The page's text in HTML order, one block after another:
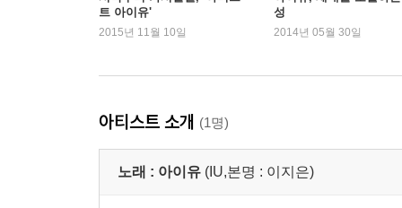
트 아이유'
2015년 11월 10일
성
2014년 05월 30일
아티스트 소개 (1명)
노래 : 아이유 (IU,본명 : 이지은)